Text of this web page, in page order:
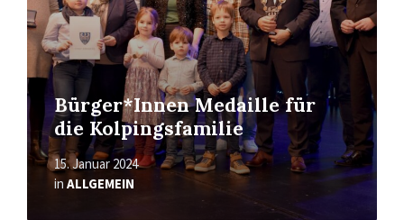
Bürger*Innen Medaille für
die Kolpingsfamilie
15. Januar 2024
in ALLGEMEIN